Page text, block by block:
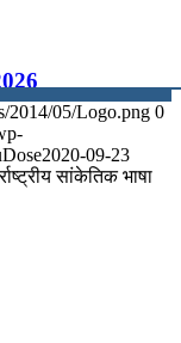
2014/05/Logo.png 0
2020-09-23
सांकेतिक भाषा